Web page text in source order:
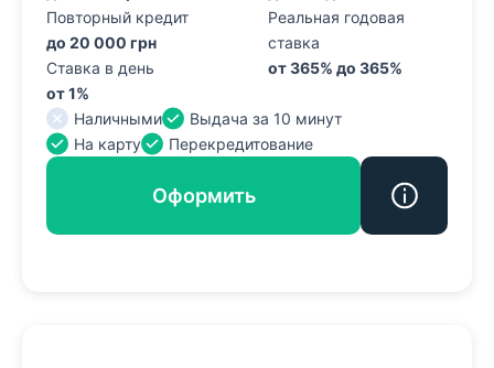
Повторный кредит
до 20 000 грн
Ставка в день
от 1%
Реальная годовая
ставка
от 365% до 365%
Наличными
Выдача за 10 минут
На карту
Перекредитование
Оформить